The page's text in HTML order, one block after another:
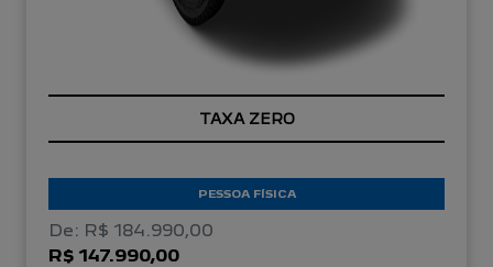
TAXA ZERO
PESSOA FÍSICA
De: R$ 184.990,00
R$ 147.990,00